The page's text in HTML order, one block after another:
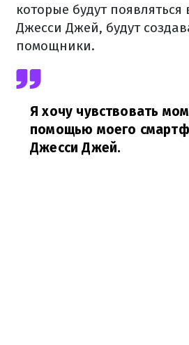
которые будут появляться
Джесси Джей, будут
помощники.
Я хочу чувствовать
помощью моего
Джесси Джей.